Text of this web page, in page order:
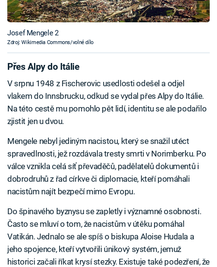
Josef Mengele 2
Zdroj: Wikimedia Commons/volné dílo
Přes Alpy do Itálie
V srpnu 1948 z Fischerovic usedlosti odešel a odjel
vlakem do Innsbrucku, odkud se vydal přes Alpy do Itálie.
Na této cestě mu pomohlo pět lidí, identitu se ale podařilo
zjistit jen u dvou.
Mengele nebyl jediným nacistou, který se snažil utéct
spravedlnosti, jež rozdávala tresty smrti v Norimberku. Po
válce vznikla celá síť převaděčů, padělatelů dokumentů i
dobrodruhů z řad církve či diplomacie, kteří pomáhali
nacistům najít bezpečí mimo Evropu.
Do špinavého byznysu se zapletly i významné osobnosti.
Často se mluví o tom, že nacistům v útěku pomáhal
Vatikán. Jednalo se ale spíš o biskupa Aloise Hudala a
jeho spojence, kteří vytvořili únikový systém, jemuž
historici začali říkat krysí stezky. Existuje také podezření, že